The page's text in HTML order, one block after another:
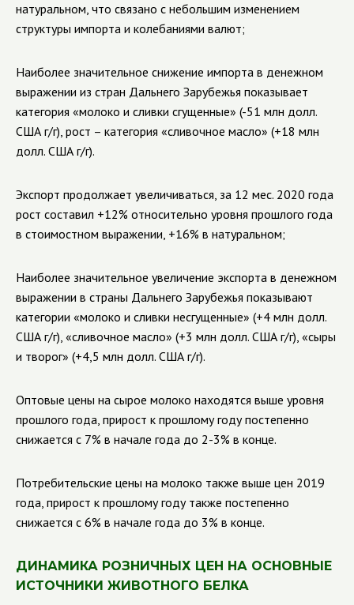
натуральном, что связано с небольшим изменением
структуры импорта и колебаниями валют;
Наиболее значительное снижение импорта в денежном
выражении из стран Дальнего Зарубежья показывает
категория «молоко и сливки сгущенные» (-51 млн долл.
США г/г), рост – категория «сливочное масло» (+18 млн
долл. США г/г).
Экспорт продолжает увеличиваться, за 12 мес. 2020 года
рост составил +12% относительно уровня прошлого года
в стоимостном выражении, +16% в натуральном;
Наиболее значительное увеличение экспорта в денежном
выражении в страны Дальнего Зарубежья показывают
категории «молоко и сливки несгущенные» (+4 млн долл.
США г/г), «сливочное масло» (+3 млн долл. США г/г), «сыры
и творог» (+4,5 млн долл. США г/г).
Оптовые цены на сырое молоко находятся выше уровня
прошлого года, прирост к прошлому году постепенно
снижается с 7% в начале года до 2-3% в конце.
Потребительские цены на молоко также выше цен 2019
года, прирост к прошлому году также постепенно
снижается с 6% в начале года до 3% в конце.
ДИНАМИКА РОЗНИЧНЫХ ЦЕН НА ОСНОВНЫЕ
ИСТОЧНИКИ ЖИВОТНОГО БЕЛКА